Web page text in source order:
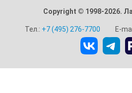
Copyright © 1998-2026.
Тел.: +7 (495) 276-7700 E-